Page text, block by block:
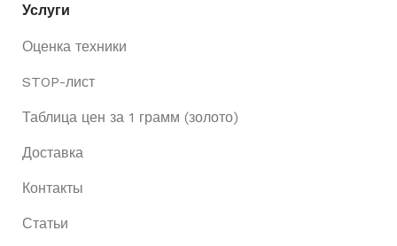
Услуги
Оценка техники
STOP-лист
Таблица цен за 1 грамм (золото)
Доставка
Контакты
Статьи